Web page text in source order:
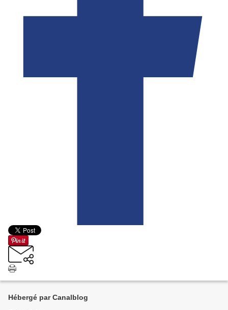
Hébergé par Canalblog